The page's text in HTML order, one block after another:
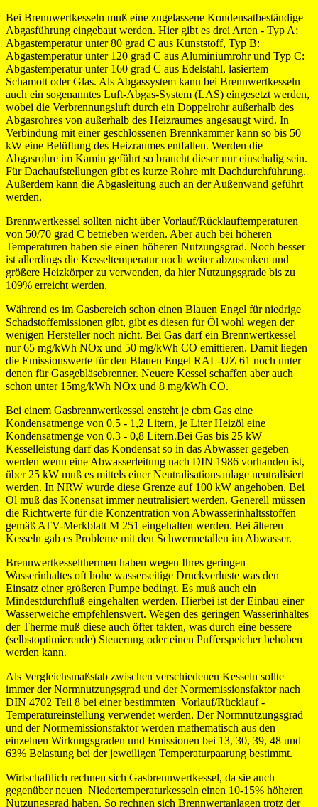
Bei Brennwertkesseln muß eine zugelassene Kondensatbeständige
Abgasführung eingebaut werden. Hier gibt es drei Arten - Typ A:
Abgastemperatur unter 80 grad C aus Kunststoff, Typ B:
Abgastemperatur unter 120 grad C aus Aluminiumrohr und Typ C:
Abgastemperatur unter 160 grad C aus Edelstahl, lasiertem
Schamott oder Glas. Als Abgassystem kann bei Brennwertkesseln
auch ein sogenanntes Luft-Abgas-System (LAS) eingesetzt werden,
wobei die Verbrennungsluft durch ein Doppelrohr außerhalb des
Abgasrohres von außerhalb des Heizraumes angesaugt wird. In
Verbindung mit einer geschlossenen Brennkammer kann so bis 50
kW eine Belüftung des Heizraumes entfallen. Werden die
Abgasrohre im Kamin geführt so braucht dieser nur einschalig sein.
Für Dachaufstellungen gibt es kurze Rohre mit Dachdurchführung.
Außerdem kann die Abgasleitung auch an der Außenwand geführt
werden.
Brennwertkessel sollten nicht über Vorlauf/Rücklauftemperaturen
von 50/70 grad C betrieben werden. Aber auch bei höheren
Temperaturen haben sie einen höheren Nutzungsgrad. Noch besser
ist allerdings die Kesseltemperatur noch weiter abzusenken und
größere Heizkörper zu verwenden, da hier Nutzungsgrade bis zu
109% erreicht werden.
Während es im Gasbereich schon einen Blauen Engel für niedrige
Schadstoffemissionen gibt, gibt es diesen für Öl wohl wegen der
wenigen Hersteller noch nicht. Bei Gas darf ein Brennwertkessel
nur 65 mg/kWh NOx und 50 mg/kWh CO emittieren. Damit liegen
die Emissionswerte für den Blauen Engel RAL-UZ 61 noch unter
denen für Gasgebläsebrenner. Neuere Kessel schaffen aber auch
schon unter 15mg/kWh NOx und 8 mg/kWh CO.
Bei einem Gasbrennwertkessel ensteht je cbm Gas eine
Kondensatmenge von 0,5 - 1,2 Litern, je Liter Heizöl eine
Kondensatmenge von 0,3 - 0,8 Litern.Bei Gas bis 25 kW
Kesselleistung darf das Kondensat so in das Abwasser gegeben
werden wenn eine Abwasserleitung nach DIN 1986 vorhanden ist,
über 25 kW muß es mittels einer Neutralisationsanlage neutralisiert
werden. In NRW wurde diese Grenze auf 100 kW angehoben. Bei
Öl muß das Konensat immer neutralisiert werden. Generell müssen
die Richtwerte für die Konzentration von Abwasserinhaltsstoffen
gemäß ATV-Merkblatt M 251 eingehalten werden. Bei älteren
Kesseln gab es Probleme mit den Schwermetallen im Abwasser.
Brennwertkesselthermen haben wegen Ihres geringen
Wasserinhaltes oft hohe wasserseitige Druckverluste was den
Einsatz einer größeren Pumpe bedingt. Es muß auch ein
Mindestdurchfluß eingehalten werden. Hierbei ist der Einbau einer
Wasserweiche empfehlenswert. Wegen des geringen Wasserinhaltes
der Therme muß diese auch öfter takten, was durch eine bessere
(selbstoptimierende) Steuerung oder einen Pufferspeicher behoben
werden kann.
Als Vergleichsmaßstab zwischen verschiedenen Kesseln sollte
immer der Normnutzungsgrad und der Normemissionsfaktor nach
DIN 4702 Teil 8 bei einer bestimmten Vorlauf/Rücklauf -
Temperatureinstellung verwendet werden. Der Normnutzungsgrad
und der Normemissionsfaktor werden mathematisch aus den
einzelnen Wirkungsgraden und Emissionen bei 13, 30, 39, 48 und
63% Belastung bei der jeweiligen Temperaturpaarung bestimmt.
Wirtschaftlich rechnen sich Gasbrennwertkessel, da sie auch
gegenüber neuen Niedertemperaturkesseln einen 10-15% höheren
Nutzungsgrad haben. So rechnen sich Brennwertanlagen trotz der